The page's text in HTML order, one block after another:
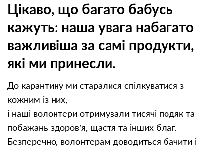
Цікаво, що багато бабусь
кажуть: наша увага набагато
важливіша за самі продукти,
які ми принесли.
До карантину ми старалися спілкуватися з
кожним із них,
і наші волонтери отримували тисячі подяк та
побажань здоров’я, щастя та інших благ.
Безперечно, волонтерам доводиться бачити і